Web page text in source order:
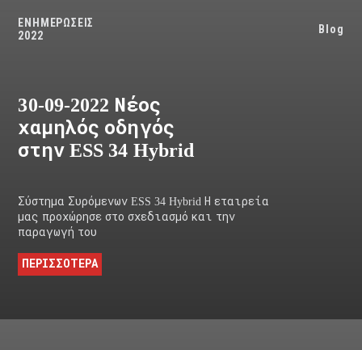
ΕΝΗΜΕΡΩΣΕΙΣ
2022
Blog
30-09-2022 Νέος
χαμηλός οδηγός
στην ESS 34 Hybrid
Σύστημα Συρόμενων ESS 34 Hybrid Η εταιρεία
μας προχώρησε στο σχεδιασμό και την
παραγωγή του
ΠΕΡΙΣΣΟΤΕΡΑ